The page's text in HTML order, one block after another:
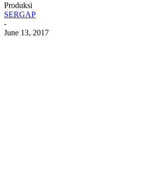
Produksi
SERGAP
-
June 13, 2017